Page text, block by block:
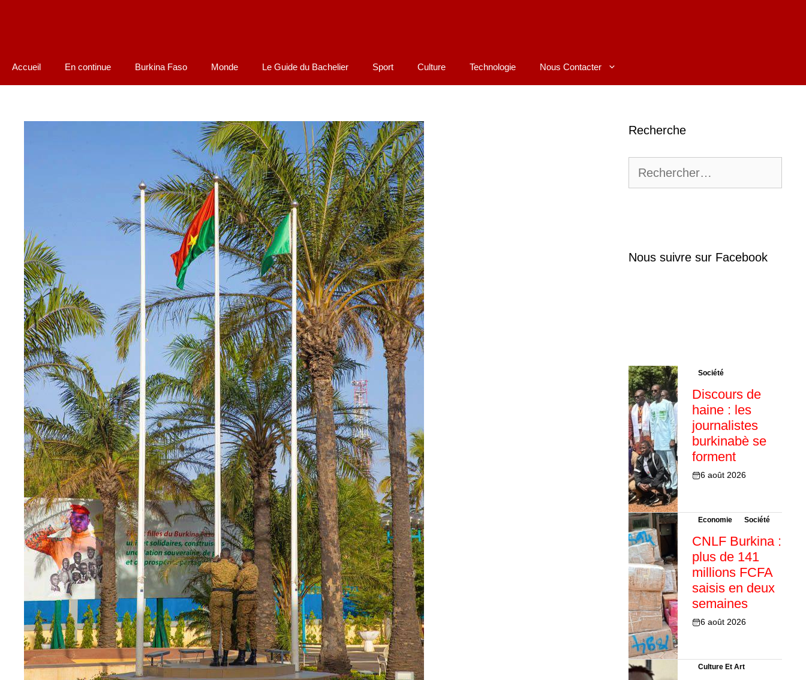
Accueil En continue Burkina Faso Monde Le Guide du Bachelier Sport Culture Technologie Nous Contacter
Recherche
Nous suivre sur Facebook
Société
Discours de
haine : les
journalistes
burkinabè se
forment
6 août 2026
Economie Société
CNLF Burkina :
plus de 141
millions FCFA
saisis en deux
semaines
6 août 2026
Culture Et Art